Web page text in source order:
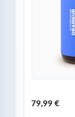
79,99 €